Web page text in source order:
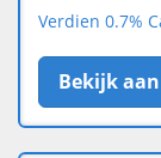
Verdien 0.7%
Bekijk